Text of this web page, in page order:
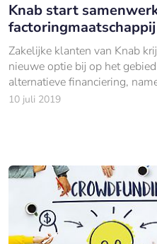
Knab start
Zakelijke klanten van Knab
nieuwe optie bij op het
alternatieve financiering,
factoring.
10 juli 2019